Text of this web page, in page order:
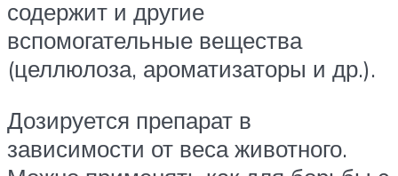
содержит и другие
вспомогательные вещества
(целлюлоза, ароматизаторы и др.).
Дозируется препарат в
зависимости от веса животного.